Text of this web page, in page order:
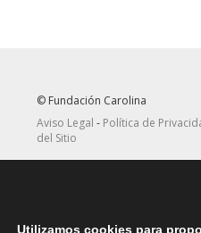
© Fundación Carolina
Aviso Legal - Política de
del Sitio
Utilizamos cookies para